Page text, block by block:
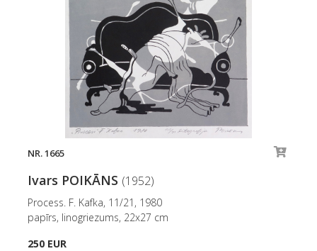
NR. 1665
Ivars POIKĀNS (1952)
Process. F. Kafka, 11/21, 1980
papīrs, linogriezums, 22x27 cm
250 EUR